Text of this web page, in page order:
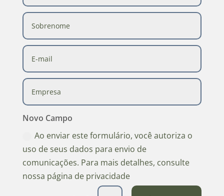
Novo Campo
Ao enviar este formulário, você autoriza o
uso de seus dados para envio de
comunicações. Para mais detalhes, consulte
nossa página de privacidade